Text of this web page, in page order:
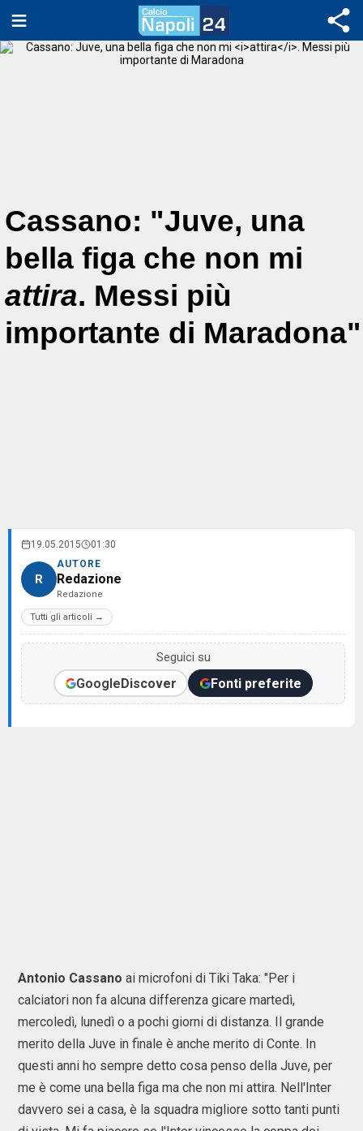
Cassano: "Juve, una
bella figa che non mi
attira. Messi più
importante di Maradona"
19.05.2015 01:30
R
AUTORE
Redazione
Redazione
Tutti gli articoli →
Seguici su
GoogleDiscover Fonti preferite
Antonio Cassano ai microfoni di Tiki Taka: "Per i
calciatori non fa alcuna differenza gicare martedì,
mercoledì, lunedì o a pochi giorni di distanza. Il grande
merito della Juve in finale è anche merito di Conte. In
questi anni ho sempre detto cosa penso della Juve, per
me è come una bella figa ma che non mi attira. Nell'Inter
davvero sei a casa, è la squadra migliore sotto tanti punti